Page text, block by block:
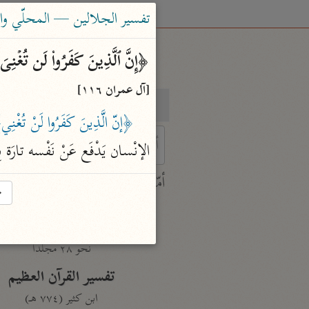
بحث
characters for results.
أمّهات
نحو ٢٨ مجلدًا
تفسير القرآن العظيم
ابن كثير (٧٧٤ هـ)
تفسير الجلالين — المحلّي والسيوطي
﴿إِنَّ ٱلَّذِینَ كَفَرُوا۟ لَن
[آل عمران ١١٦]
﴿إنّ الَّذِينَ كَفَرُوا لَنْ
الإنْسان يَدْفَع عَنْ نَفْسه تارَة